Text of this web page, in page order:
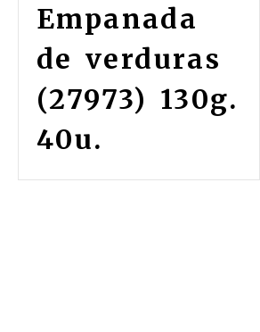
Empanada
de verduras
(27973) 130g.
40u.